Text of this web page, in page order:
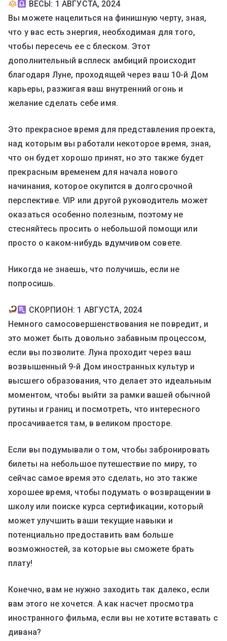
ВЕСЫ: 1 АВГУСТА, 2024
Вы можете нацелиться на финишную черту, зная,
что у вас есть энергия, необходимая для того,
чтобы пересечь ее с блеском. Этот
дополнительный всплеск амбиций происходит
благодаря Луне, проходящей через ваш 10-й Дом
карьеры, разжигая ваш внутренний огонь и
желание сделать себе имя.
Это прекрасное время для представления проекта,
над которым вы работали некоторое время, зная,
что он будет хорошо принят, но это также будет
прекрасным временем для начала нового
начинания, которое окупится в долгосрочной
перспективе. VIP или другой руководитель может
оказаться особенно полезным, поэтому не
стесняйтесь просить о небольшой помощи или
просто о каком-нибудь вдумчивом совете.
Никогда не знаешь, что получишь, если не
попросишь.
СКОРПИОН: 1 АВГУСТА, 2024
Немного самосовершенствования не повредит, и
это может быть довольно забавным процессом,
если вы позволите. Луна проходит через ваш
возвышенный 9-й Дом иностранных культур и
высшего образования, что делает это идеальным
моментом, чтобы выйти за рамки вашей обычной
рутины и границ и посмотреть, что интересного
просачивается там, в великом просторе.
Если вы подумывали о том, чтобы забронировать
билеты на небольшое путешествие по миру, то
сейчас самое время это сделать, но это также
хорошее время, чтобы подумать о возвращении в
школу или поиске курса сертификации, который
может улучшить ваши текущие навыки и
потенциально предоставить вам больше
возможностей, за которые вы сможете брать
плату!
Конечно, вам не нужно заходить так далеко, если
вам этого не хочется. А как насчет просмотра
иностранного фильма, если вы не хотите вставать с
дивана?